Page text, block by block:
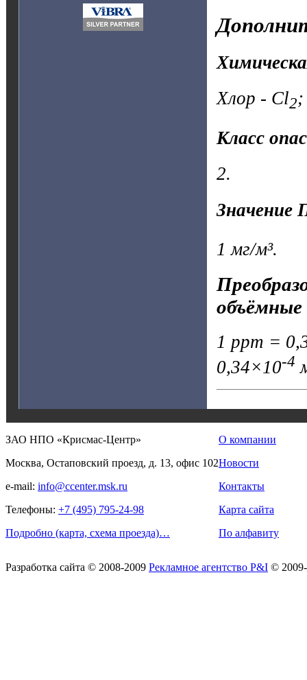
Хлор - Cl2
Класс
2.
Значение
1 мг/м³.
объёмные
1 ppm =
0,34×10-4
ЗАО НПО «Крисмас-Центр»
Москва, Остаповский проезд, д. 13, офис 102
e-mail: info@ccenter.msk.ru
Телефоны: +7 (495) 795-24-98
Подробно (карта, схема проезда)…
О компании
Новости
Контакты
Карта сайта
По алфавиту
Разработка сайта © 2008-2009 Рекламное агентство P&I ©